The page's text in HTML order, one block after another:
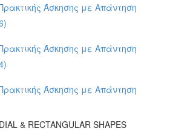
Άσκησης με Απάντηση
Άσκησης με Απάντηση
Άσκησης με Απάντηση
& RECTANGULAR SHAPES